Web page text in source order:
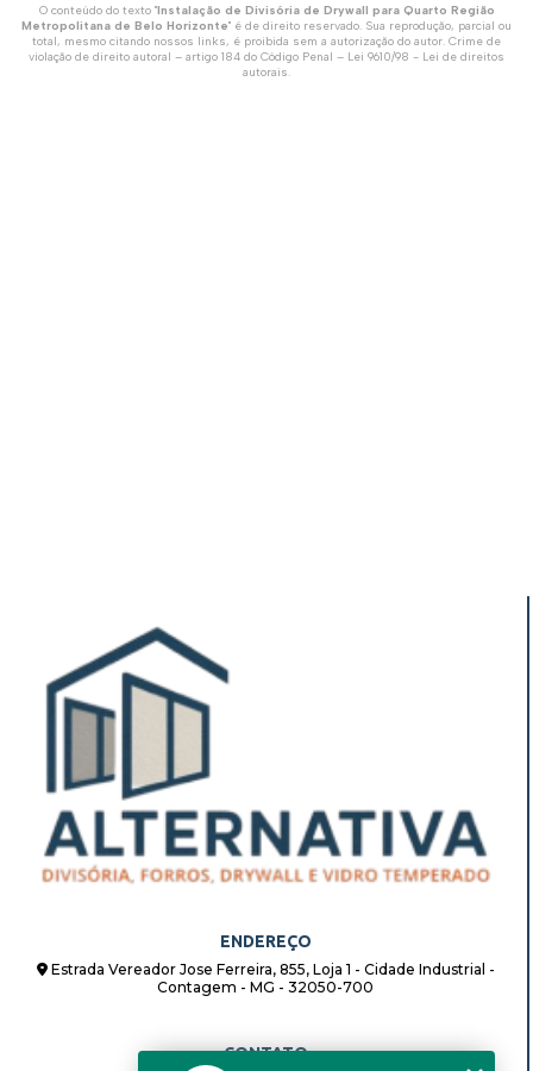
O conteúdo do texto "Instalação de Divisória de Drywall para Quarto Região
Metropolitana de Belo Horizonte" é de direito reservado. Sua reprodução, parcial ou
total, mesmo citando nossos links, é proibida sem a autorização do autor. Crime de
violação de direito autoral – artigo 184 do Código Penal – Lei 9610/98 - Lei de direitos
autorais.
ENDEREÇO
Estrada Vereador Jose Ferreira, 855, Loja 1 - Cidade Industrial -
Contagem - MG - 32050-700
CONTATO